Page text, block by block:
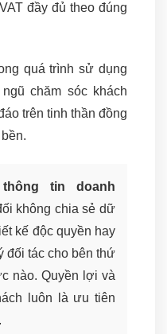
đầy đủ theo đúng
quá trình sử dụng
chăm sóc khách
trên tinh thần đồng
tin doanh
không chia sẻ dữ
kế độc quyền hay
đối tác cho bên thứ
nào. Quyền lợi và
luôn là ưu tiên